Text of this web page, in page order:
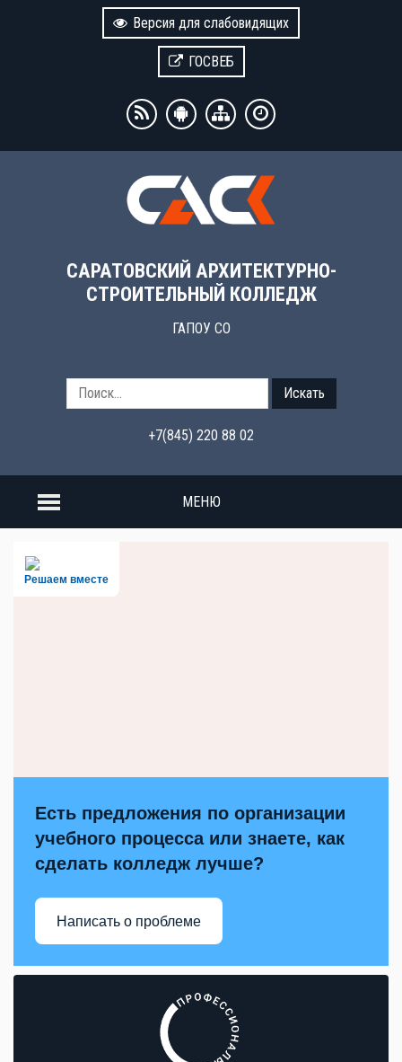
Версия для слабовидящих
ГОСВЕБ
САРАТОВСКИЙ АРХИТЕКТУРНО-
СТРОИТЕЛЬНЫЙ КОЛЛЕДЖ
ГАПОУ СО
Искать
+7(845) 220 88 02
МЕНЮ
Решаем вместе
Есть предложения по организации
учебного процесса или знаете, как
сделать колледж лучше?
Написать о проблеме